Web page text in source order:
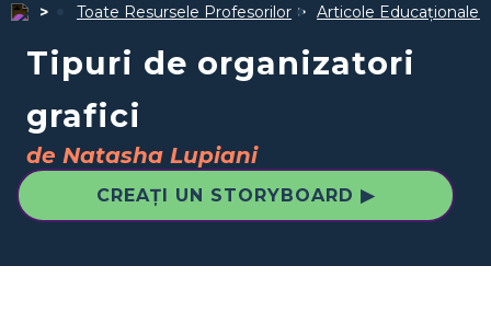
Toate Resursele Profesorilor Articole Educaționale
Tipuri de organizatori
grafici
de Natasha Lupiani
CREAȚI UN STORYBOARD ▶